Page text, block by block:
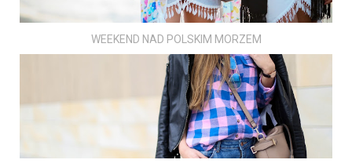
WEEKEND NAD POLSKIM MORZEM